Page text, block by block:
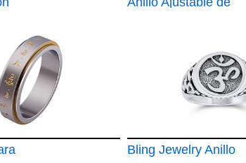
Para
Bling Jewelry Anillo